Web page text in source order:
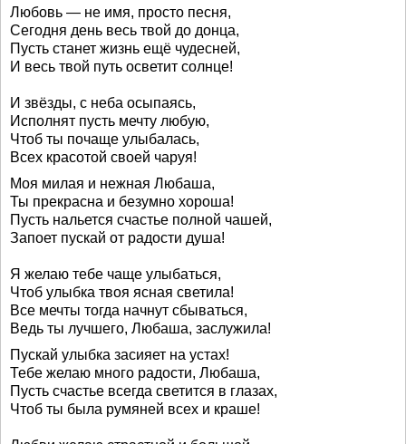
Любовь — не имя, просто песня,
Сегодня день весь твой до донца,
Пусть станет жизнь ещё чудесней,
И весь твой путь осветит солнце!
И звёзды, с неба осыпаясь,
Исполнят пусть мечту любую,
Чтоб ты почаще улыбалась,
Всех красотой своей чаруя!
Моя милая и нежная Любаша,
Ты прекрасна и безумно хороша!
Пусть нальется счастье полной чашей,
Запоет пускай от радости душа!
Я желаю тебе чаще улыбаться,
Чтоб улыбка твоя ясная светила!
Все мечты тогда начнут сбываться,
Ведь ты лучшего, Любаша, заслужила!
Пускай улыбка засияет на устах!
Тебе желаю много радости, Любаша,
Пусть счастье всегда светится в глазах,
Чтоб ты была румяней всех и краше!